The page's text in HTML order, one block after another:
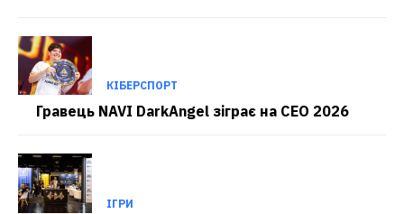
КІБЕРСПОРТ
Гравець NAVI DarkAngel зіграє на CEO 2026
ІГРИ